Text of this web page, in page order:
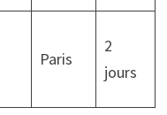
Paris
2
jours